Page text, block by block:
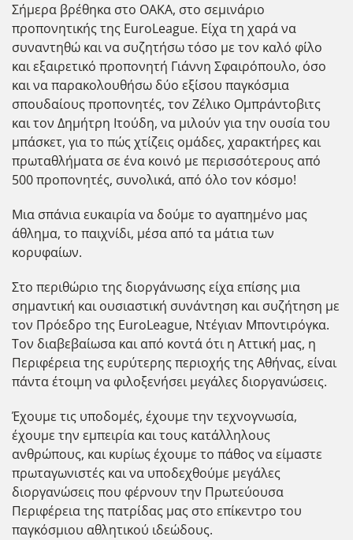
Σήμερα βρέθηκα στο ΟΑΚΑ, στο σεμινάριο
προπονητικής της EuroLeague. Είχα τη χαρά να
συναντηθώ και να συζητήσω τόσο με τον καλό φίλο
και εξαιρετικό προπονητή Γιάννη Σφαιρόπουλο, όσο
και να παρακολουθήσω δύο εξίσου παγκόσμια
σπουδαίους προπονητές, τον Ζέλικο Ομπράντοβιτς
και τον Δημήτρη Ιτούδη, να μιλούν για την ουσία του
μπάσκετ, για το πώς χτίζεις ομάδες, χαρακτήρες και
πρωταθλήματα σε ένα κοινό με περισσότερους από
500 προπονητές, συνολικά, από όλο τον κόσμο!
Μια σπάνια ευκαιρία να δούμε το αγαπημένο μας
άθλημα, το παιχνίδι, μέσα από τα μάτια των
κορυφαίων.
Στο περιθώριο της διοργάνωσης είχα επίσης μια
σημαντική και ουσιαστική συνάντηση και συζήτηση με
τον Πρόεδρο της EuroLeague, Ντέγιαν Μποντιρόγκα.
Τον διαβεβαίωσα και από κοντά ότι η Αττική μας, η
Περιφέρεια της ευρύτερης περιοχής της Αθήνας, είναι
πάντα έτοιμη να φιλοξενήσει μεγάλες διοργανώσεις.
Έχουμε τις υποδομές, έχουμε την τεχνογνωσία,
έχουμε την εμπειρία και τους κατάλληλους
ανθρώπους, και κυρίως έχουμε το πάθος να είμαστε
πρωταγωνιστές και να υποδεχθούμε μεγάλες
διοργανώσεις που φέρνουν την Πρωτεύουσα
Περιφέρεια της πατρίδας μας στο επίκεντρο του
παγκόσμιου αθλητικού ιδεώδους.